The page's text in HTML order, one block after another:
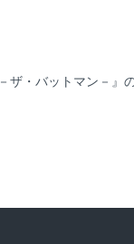
ザ・バットマン－